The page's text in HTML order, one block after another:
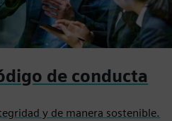
de conducta
y de manera sostenible.